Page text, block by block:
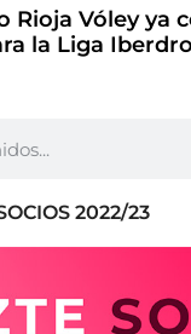
Rioja Vóley ya
la Liga
2022/23